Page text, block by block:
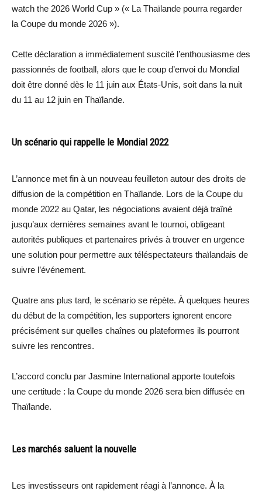
watch the 2026 World Cup » (« La Thaïlande pourra regarder
la Coupe du monde 2026 »).
Cette déclaration a immédiatement suscité l’enthousiasme des
passionnés de football, alors que le coup d’envoi du Mondial
doit être donné dès le 11 juin aux États-Unis, soit dans la nuit
du 11 au 12 juin en Thaïlande.
Un scénario qui rappelle le Mondial 2022
L’annonce met fin à un nouveau feuilleton autour des droits de
diffusion de la compétition en Thaïlande. Lors de la Coupe du
monde 2022 au Qatar, les négociations avaient déjà traîné
jusqu’aux dernières semaines avant le tournoi, obligeant
autorités publiques et partenaires privés à trouver en urgence
une solution pour permettre aux téléspectateurs thaïlandais de
suivre l’événement.
Quatre ans plus tard, le scénario se répète. À quelques heures
du début de la compétition, les supporters ignorent encore
précisément sur quelles chaînes ou plateformes ils pourront
suivre les rencontres.
L’accord conclu par Jasmine International apporte toutefois
une certitude : la Coupe du monde 2026 sera bien diffusée en
Thaïlande.
Les marchés saluent la nouvelle
Les investisseurs ont rapidement réagi à l’annonce. À la